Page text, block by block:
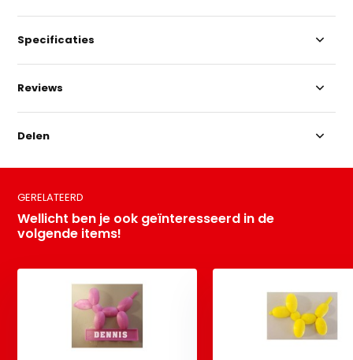
Specificaties
Reviews
Delen
GERELATEERD
Wellicht ben je ook geïnteresseerd in de
volgende items!